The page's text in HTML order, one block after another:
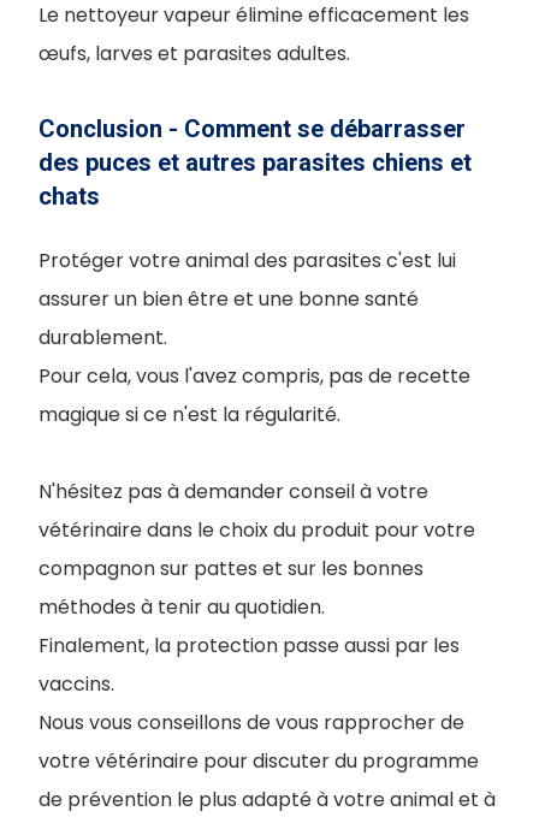
Le nettoyeur vapeur élimine efficacement les
œufs, larves et parasites adultes.
Conclusion - Comment se débarrasser
des puces et autres parasites chiens et
chats
Protéger votre animal des parasites c'est lui
assurer un bien être et une bonne santé
durablement.
Pour cela, vous l'avez compris, pas de recette
magique si ce n'est la régularité.
N'hésitez pas à demander conseil à votre
vétérinaire dans le choix du produit pour votre
compagnon sur pattes et sur les bonnes
méthodes à tenir au quotidien.
Finalement, la protection passe aussi par les
vaccins.
Nous vous conseillons de vous rapprocher de
votre vétérinaire pour discuter du programme
de prévention le plus adapté à votre animal et à